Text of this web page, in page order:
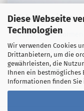
Diese Webseite
Technologien
Wir verwenden Cookies
Drittanbietern, um die
gewährleisten, die
Ihnen ein bestmögliches
Informationen finden Sie
Kabel-Lexikon
Fachbegriffe,
Kabel, Adapter und
Zum Ratgeber